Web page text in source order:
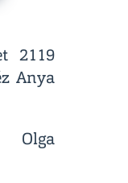
2119
Anya
Olga